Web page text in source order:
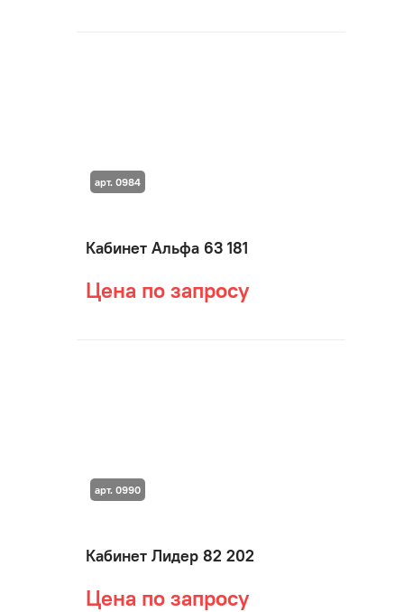
Кабинет Альфа 63 181
Цена по запросу
арт. 0984
Кабинет Лидер 82 202
Цена по запросу
арт. 0990